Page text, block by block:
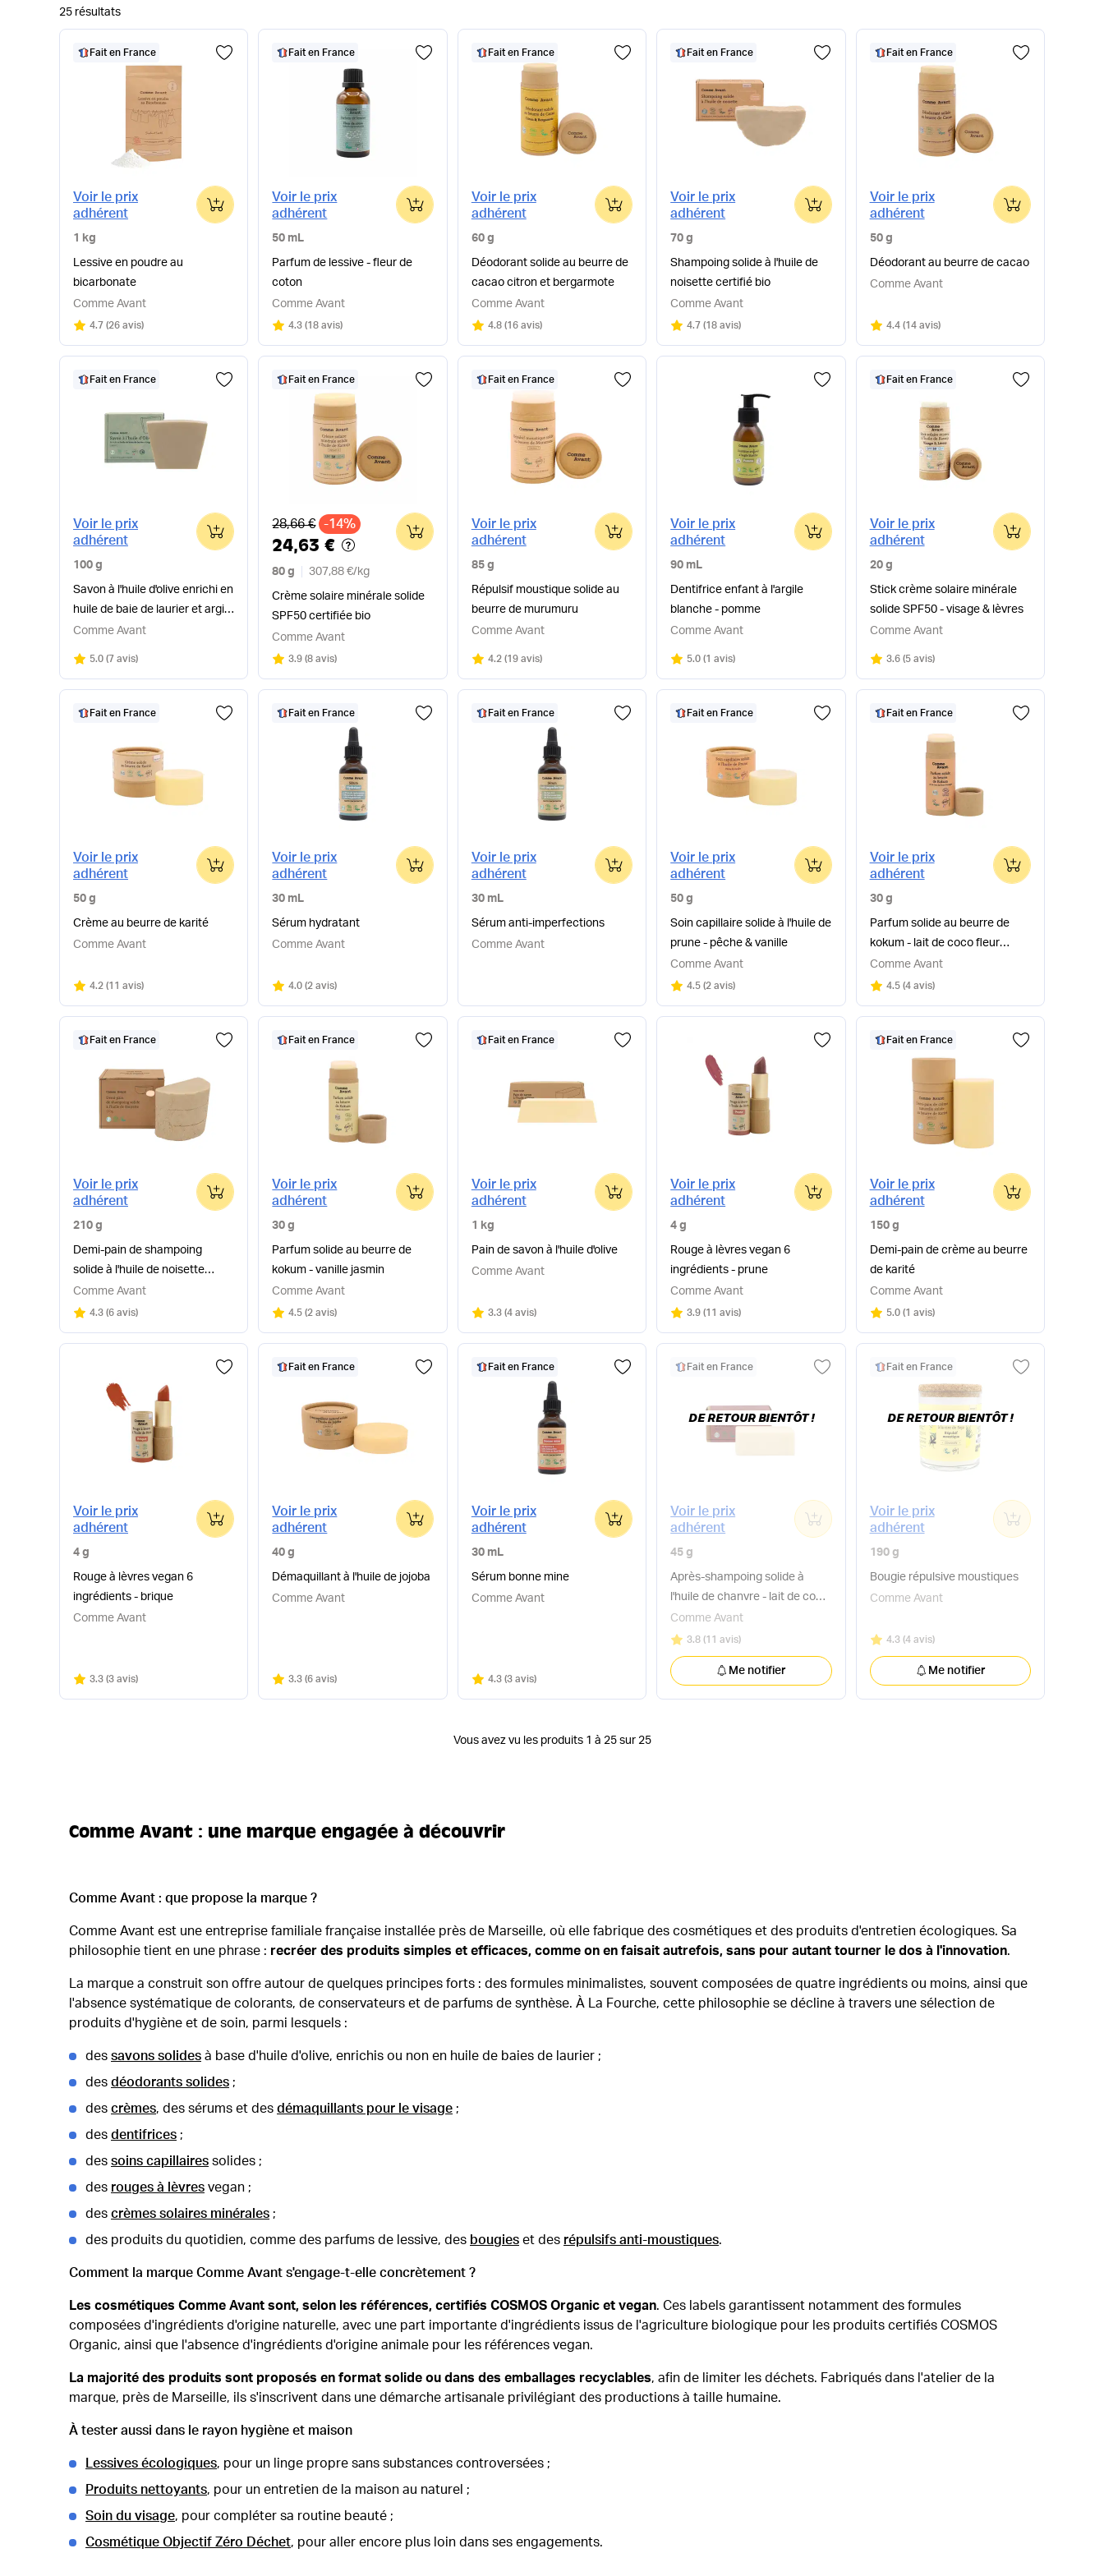
25 résultats
Fait en France
Voir le prix
adhérent
1 kg
Lessive en poudre au
bicarbonate
0
Comme Avant
Note
4.7 sur 5
(26 avis)
Fait en France
Voir le prix
adhérent
50 mL
Parfum de lessive - fleur de
coton
0
Comme Avant
Note
4.3sur 5
(18 avis)
Fait en France
Voir le prix
adhérent
60 g
Déodorant solide au beurre de
cacao citron et bergarmote
0
Comme Avant
Note
4.8 sur 5
(16 avis)
Fait en France
Voir le prix
adhérent
70 g
Shampoing solide à l'huile de
noisette certifié bio
0
Comme Avant
Note
4.7sur 5
(18 avis)
Fait en France
Voir le prix
adhérent
50 g
Déodorant au beurre de cacao
0
Comme Avant
Note
4.4 sur 5
(14 avis)
Fait en France
Voir le prix
adhérent
100 g
Savon à l'huile d'olive enrichi en
huile de baie de laurier et argile
verte
0
Comme Avant
Note
5.0 sur 5
(7 avis)
Fait en France
Ancien prix
28,66 € -14%
24,63 €
80 g 307,88 €/kg
Crème solaire minérale solide
SPF50 certifiée bio
0
Comme Avant
Note
3.9sur 5
(8 avis)
Fait en France
Voir le prix
adhérent
85 g
Répulsif moustique solide au
beurre de murumuru
0
Comme Avant
Note
4.2 sur 5
(19 avis)
Voir le prix
adhérent
90 mL
Dentifrice enfant à l'argile
blanche - pomme
0
Comme Avant
Note
5.0sur 5
(1 avis)
Fait en France
Voir le prix
adhérent
20 g
Stick crème solaire minérale
solide SPF50 - visage & lèvres
0
Comme Avant
Note
3.6 sur 5
(5 avis)
Fait en France
Voir le prix
adhérent
50 g
Crème au beurre de karité
0
Comme Avant
Note
4.2 sur 5
(11 avis)
Fait en France
Voir le prix
adhérent
30 mL
Sérum hydratant
0
Comme Avant
Note
4.0sur 5
(2 avis)
Fait en France
Voir le prix
adhérent
30 mL
Sérum anti-imperfections
0
Comme Avant
Fait en France
Voir le prix
adhérent
50 g
Soin capillaire solide à l'huile de
prune - pêche & vanille
0
Comme Avant
Note
4.5sur 5
(2 avis)
Fait en France
Voir le prix
adhérent
30 g
Parfum solide au beurre de
kokum - lait de coco fleur
d'oranger
0
Comme Avant
Note
4.5 sur 5
(4 avis)
Fait en France
Voir le prix
adhérent
210 g
Demi-pain de shampoing
solide à l'huile de noisette
certifié bio
0
Comme Avant
Note
4.3 sur 5
(6 avis)
Fait en France
Voir le prix
adhérent
30 g
Parfum solide au beurre de
kokum - vanille jasmin
0
Comme Avant
Note
4.5sur 5
(2 avis)
Fait en France
Voir le prix
adhérent
1 kg
Pain de savon à l'huile d'olive
0
Comme Avant
Note
3.3 sur 5
(4 avis)
Voir le prix
adhérent
4 g
Rouge à lèvres vegan 6
ingrédients - prune
0
Comme Avant
Note
3.9sur 5
(11 avis)
Fait en France
Voir le prix
adhérent
150 g
Demi-pain de crème au beurre
de karité
0
Comme Avant
Note
5.0 sur 5
(1 avis)
Voir le prix
adhérent
4 g
Rouge à lèvres vegan 6
ingrédients - brique
0
Comme Avant
Note
3.3 sur 5
(3 avis)
Fait en France
Voir le prix
adhérent
40 g
Démaquillant à l'huile de jojoba
0
Comme Avant
Note
3.3sur 5
(6 avis)
Fait en France
Voir le prix
adhérent
30 mL
Sérum bonne mine
0
Comme Avant
Note
4.3 sur 5
(3 avis)
Fait en France
Voir le prix
adhérent
45 g
Après-shampoing solide à
l'huile de chanvre - lait de coco
& figue
0
Comme Avant
Note
3.8sur 5
(11 avis)
DE RETOUR BIENTÔT !
Me notifier
Fait en France
Voir le prix
adhérent
190 g
Bougie répulsive moustiques
0
Comme Avant
Note
4.3 sur 5
(4 avis)
DE RETOUR BIENTÔT !
Me notifier
Vous avez vu les produits 1 à 25 sur 25
Comme Avant : une marque engagée à découvrir
Comme Avant : que propose la marque ?
Comme Avant est une entreprise familiale française installée près de Marseille, où elle fabrique des cosmétiques et des produits d'entretien écologiques. Sa
philosophie tient en une phrase : recréer des produits simples et efficaces, comme on en faisait autrefois, sans pour autant tourner le dos à l'innovation.
La marque a construit son offre autour de quelques principes forts : des formules minimalistes, souvent composées de quatre ingrédients ou moins, ainsi que
l'absence systématique de colorants, de conservateurs et de parfums de synthèse. À La Fourche, cette philosophie se décline à travers une sélection de
produits d'hygiène et de soin, parmi lesquels :
des savons solides à base d'huile d'olive, enrichis ou non en huile de baies de laurier ;
des déodorants solides ;
des crèmes, des sérums et des démaquillants pour le visage ;
des dentifrices ;
des soins capillaires solides ;
des rouges à lèvres vegan ;
des crèmes solaires minérales ;
des produits du quotidien, comme des parfums de lessive, des bougies et des répulsifs anti-moustiques.
Comment la marque Comme Avant s'engage-t-elle concrètement ?
Les cosmétiques Comme Avant sont, selon les références, certifiés COSMOS Organic et vegan. Ces labels garantissent notamment des formules
composées d'ingrédients d'origine naturelle, avec une part importante d'ingrédients issus de l'agriculture biologique pour les produits certifiés COSMOS
Organic, ainsi que l'absence d'ingrédients d'origine animale pour les références vegan.
La majorité des produits sont proposés en format solide ou dans des emballages recyclables, afin de limiter les déchets. Fabriqués dans l'atelier de la
marque, près de Marseille, ils s'inscrivent dans une démarche artisanale privilégiant des productions à taille humaine.
À tester aussi dans le rayon hygiène et maison
Lessives écologiques, pour un linge propre sans substances controversées ;
Produits nettoyants, pour un entretien de la maison au naturel ;
Soin du visage, pour compléter sa routine beauté ;
Cosmétique Objectif Zéro Déchet, pour aller encore plus loin dans ses engagements.